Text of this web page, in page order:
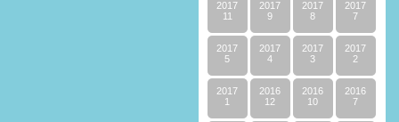
2017
11
2017
9
2017
8
2017
7
2017
5
2017
4
2017
3
2017
2
2017
1
2016
12
2016
10
2016
7